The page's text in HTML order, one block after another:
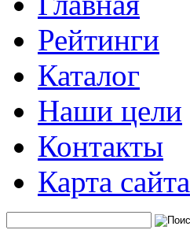
Рейтинги
Каталог
Наши цели
Контакты
Карта сайта